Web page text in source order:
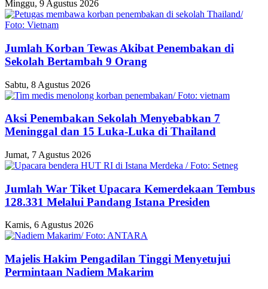
Minggu, 9 Agustus 2026
Jumlah Korban Tewas Akibat Penembakan di
Sekolah Bertambah 9 Orang
Sabtu, 8 Agustus 2026
Aksi Penembakan Sekolah Menyebabkan 7
Meninggal dan 15 Luka-Luka di Thailand
Jumat, 7 Agustus 2026
Jumlah War Tiket Upacara Kemerdekaan Tembus
128.331 Melalui Pandang Istana Presiden
Kamis, 6 Agustus 2026
Majelis Hakim Pengadilan Tinggi Menyetujui
Permintaan Nadiem Makarim